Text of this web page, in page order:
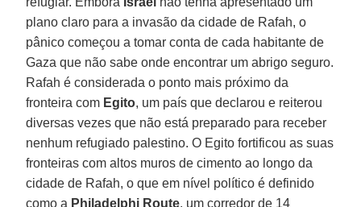
plano claro para a invasão da cidade de Rafah, o
pânico começou a tomar conta de cada habitante de
Gaza que não sabe onde encontrar um abrigo seguro.
Rafah é considerada o ponto mais próximo da
fronteira com Egito, um país que declarou e reiterou
diversas vezes que não está preparado para receber
nenhum refugiado palestino. O Egito fortificou as suas
fronteiras com altos muros de cimento ao longo da
cidade de Rafah, o que em nível político é definido
como a Philadelphi Route, um corredor de 14